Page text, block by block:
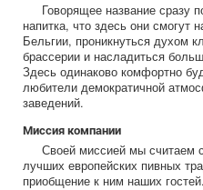
ТВ программа Я -
Говорящее название сразу
напитка, что здесь они смогут
Бельгии, проникнуться духом
брассерии и насладиться
Здесь одинаково комфортно
любители демократичной
заведений.
Миссия компании
Своей миссией мы считаем
лучших европейских пивных
приобщение к ним наших гостей.